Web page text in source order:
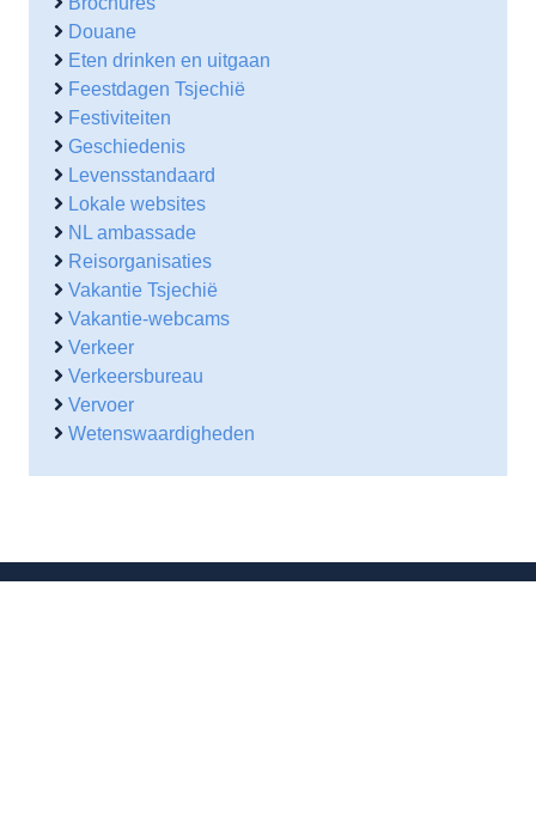
Douane
Eten drinken en uitgaan
Feestdagen Tsjechië
Festiviteiten
Geschiedenis
Levensstandaard
Lokale websites
NL ambassade
Reisorganisaties
Vakantie Tsjechië
Vakantie-webcams
Verkeer
Verkeersbureau
Vervoer
Wetenswaardigheden